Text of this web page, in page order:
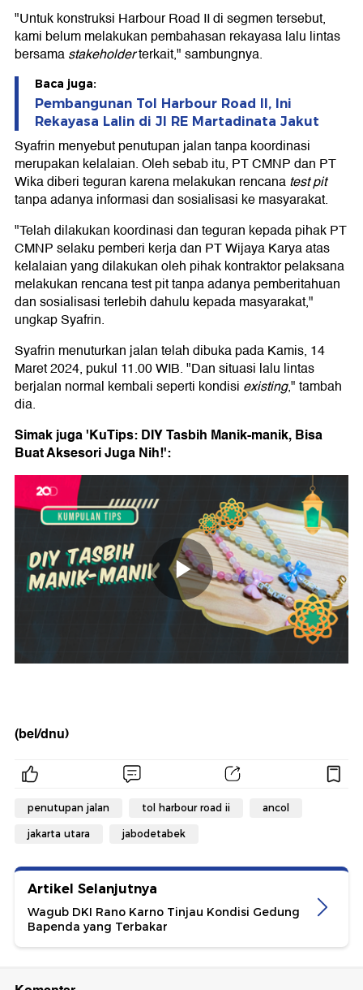
"Untuk konstruksi Harbour Road II di segmen tersebut,
kami belum melakukan pembahasan rekayasa lalu lintas
bersamastakeholderterkait," sambungnya.
Baca juga:
Pembangunan Tol Harbour Road II, Ini
Rekayasa Lalin di Jl RE Martadinata Jakut
Syafrin menyebut penutupan jalan tanpa koordinasi
merupakan kelalaian. Oleh sebab itu, PT CMNP dan PT
Wika diberi teguran karena melakukan rencanatest pit
tanpa adanya informasi dan sosialisasi ke masyarakat.
"Telah dilakukan koordinasi dan teguran kepada pihak PT
CMNP selaku pemberi kerja dan PT Wijaya Karya atas
kelalaian yang dilakukan oleh pihak kontraktor pelaksana
melakukan rencana test pit tanpa adanya pemberitahuan
dan sosialisasi terlebih dahulu kepada masyarakat,"
ungkap Syafrin.
Syafrin menuturkan jalan telah dibuka pada Kamis, 14
Maret 2024, pukul 11.00 WIB. "Dan situasi lalu lintas
berjalan normal kembali seperti kondisi existing," tambah
dia.
Simak juga 'KuTips: DIY Tasbih Manik-manik, Bisa
Buat Aksesori Juga Nih!':
(bel/dnu)
penutupan jalan tol harbour road ii ancol
jakarta utara jabodetabek
Artikel Selanjutnya
Wagub DKI Rano Karno Tinjau Kondisi Gedung
Bapenda yang Terbakar